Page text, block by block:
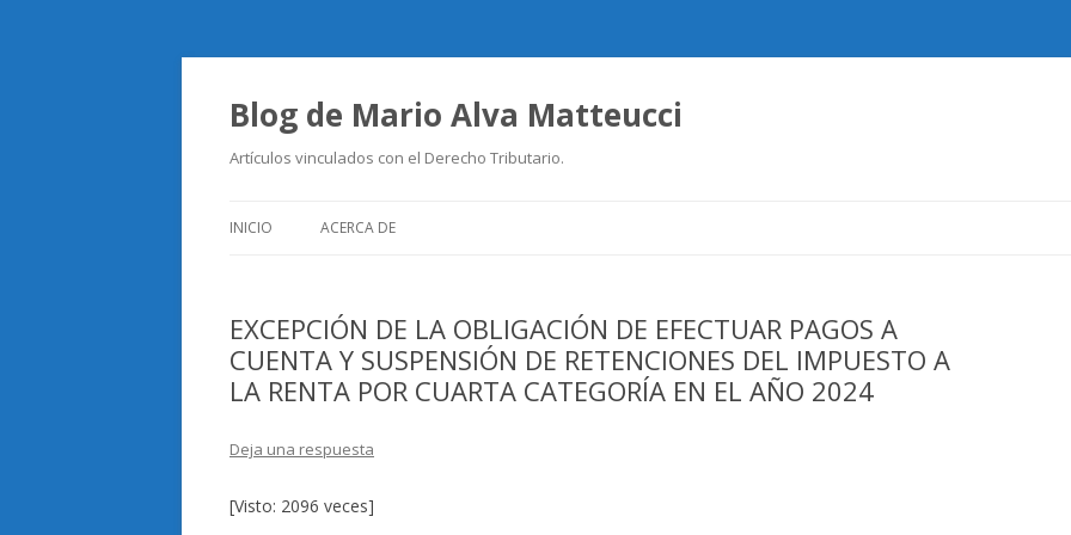
Blog de Mario Alva Matteucci
Artículos vinculados con el Derecho Tributario.
INICIO ACERCA DE
EXCEPCIÓN DE LA OBLIGACIÓN DE EFECTUAR PAGOS A
CUENTA Y SUSPENSIÓN DE RETENCIONES DEL IMPUESTO A
LA RENTA POR CUARTA CATEGORÍA EN EL AÑO 2024
Deja una respuesta
[Visto: 2096 veces]